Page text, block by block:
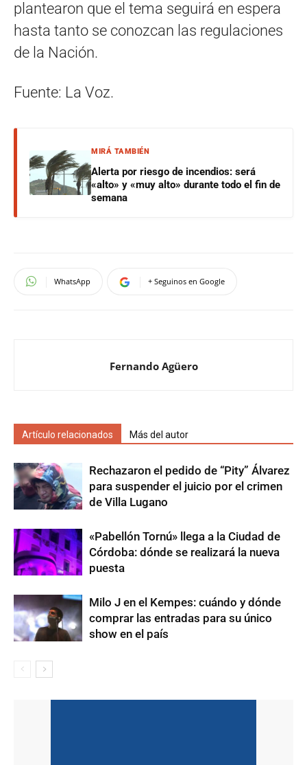
plantearon que el tema seguirá en espera
hasta tanto se conozcan las regulaciones
de la Nación.
Fuente: La Voz.
MIRÁ TAMBIÉN
Alerta por riesgo de incendios: será
«alto» y «muy alto» durante todo el fin de
semana
WhatsApp + Seguinos en Google
Fernando Agüero
Artículo relacionados Más del autor
Rechazaron el pedido de “Pity” Álvarez
para suspender el juicio por el crimen
de Villa Lugano
«Pabellón Tornú» llega a la Ciudad de
Córdoba: dónde se realizará la nueva
puesta
Milo J en el Kempes: cuándo y dónde
comprar las entradas para su único
show en el país